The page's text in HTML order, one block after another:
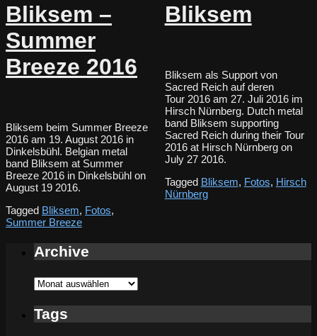
Bliksem –
Summer
Breeze 2016
Bliksem beim Summer Breeze
2016 am 19. August 2016 in
Dinkelsbühl. Belgian metal
band Bliksem at Summer
Breeze 2016 in Dinkelsbühl on
August 19 2016.
Tagged Bliksem, Fotos,
Summer Breeze
Bliksem
Bliksem als Support von
Sacred Reich auf deren
Tour 2016 am 27. Juli 2016 im
Hirsch Nürnberg. Dutch metal
band Bliksem supporting
Sacred Reich during their Tour
2016 at Hirsch Nürnberg on
July 27 2016.
Tagged Bliksem, Fotos, Hirsch
Nürnberg
Archive
Archive
Tags